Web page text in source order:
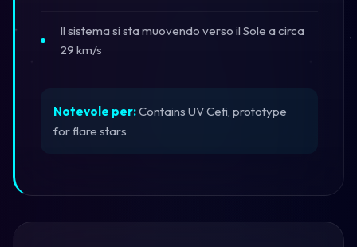
Il sistema si sta muovendo verso il Sole a circa
29 km/s
Notevole per:Contains UV Ceti, prototype
for flare stars